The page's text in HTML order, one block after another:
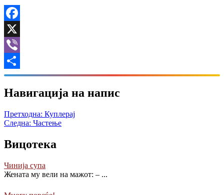
Facebook
X
Viber
Share
Навигација на напис
Претходна: Куплерај
Следна: Частење
Вицотека
Чинија супа
Жената му вели на мажот: – ...